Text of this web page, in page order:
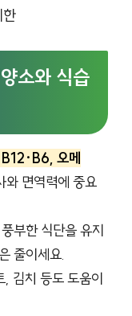
소와 식습
오메
와 면역력에 중요
부한 식단을 유지
줄이세요.
, 김치 등도 도움이